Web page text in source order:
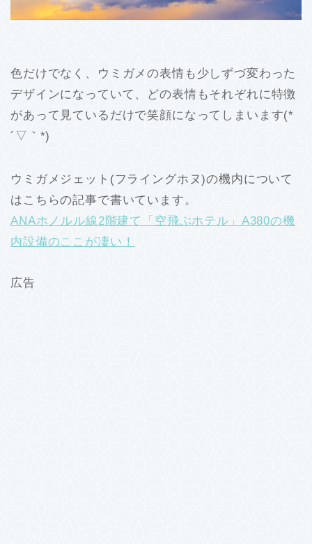
色だけでなく、ウミガメの表情も少しずづ変わった
デザインになっていて、どの表情もそれぞれに特徴
があって見ているだけで笑顔になってしまいます(*
´▽｀*)
ウミガメジェット(フライングホヌ)の機内について
はこちらの記事で書いています。
ANAホノルル線2階建て「空飛ぶホテル」A380の機
内設備のここが凄い！
広告